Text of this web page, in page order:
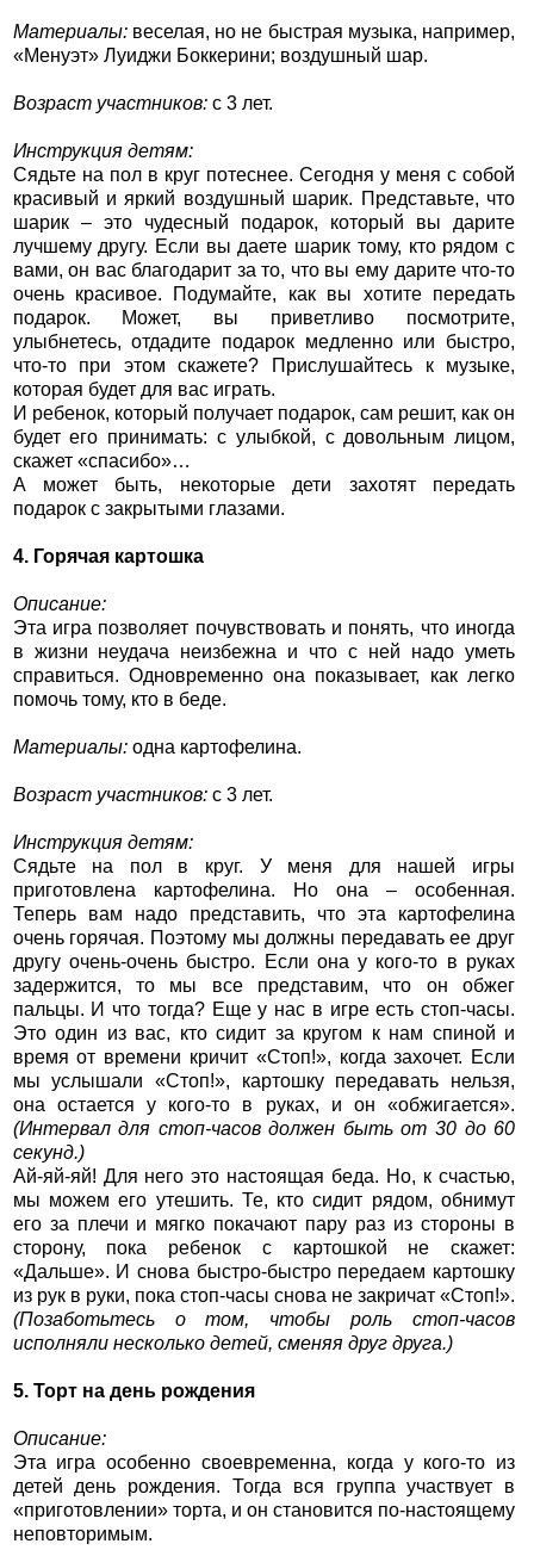
Материалы:веселая, но не быстрая музыка, например,
«Менуэт» Луиджи Боккерини; воздушный шар.
Возраст участников:с 3 лет.
Инструкция детям:
Сядьте на пол в круг потеснее. Сегодня у меня с собой
красивый и яркий воздушный шарик. Представьте, что
шарик – это чудесный подарок, который вы дарите
лучшему другу. Если вы даете шарик тому, кто рядом с
вами, он вас благодарит за то, что вы ему дарите что-то
очень красивое. Подумайте, как вы хотите передать
подарок. Может, вы приветливо посмотрите,
улыбнетесь, отдадите подарок медленно или быстро,
что-то при этом скажете? Прислушайтесь к музыке,
которая будет для вас играть.
И ребенок, который получает подарок, сам решит, как он
будет его принимать: с улыбкой, с довольным лицом,
скажет «спасибо»…
А может быть, некоторые дети захотят передать
подарок с закрытыми глазами.
4. Горячая картошка
Описание:
Эта игра позволяет почувствовать и понять, что иногда
в жизни неудача неизбежна и что с ней надо уметь
справиться. Одновременно она показывает, как легко
помочь тому, кто в беде.
Материалы:одна картофелина.
Возраст участников:с 3 лет.
Инструкция детям:
Сядьте на пол в круг. У меня для нашей игры
приготовлена картофелина. Но она – особенная.
Теперь вам надо представить, что эта картофелина
очень горячая. Поэтому мы должны передавать ее друг
другу очень-очень быстро. Если она у кого-то в руках
задержится, то мы все представим, что он обжег
пальцы. И что тогда? Еще у нас в игре есть стоп-часы.
Это один из вас, кто сидит за кругом к нам спиной и
время от времени кричит «Стоп!», когда захочет. Если
мы услышали «Стоп!», картошку передавать нельзя,
она остается у кого-то в руках, и он «обжигается».
(Интервал для стоп-часов должен быть от 30 до 60
секунд.)
Ай-яй-яй! Для него это настоящая беда. Но, к счастью,
мы можем его утешить. Те, кто сидит рядом, обнимут
его за плечи и мягко покачают пару раз из стороны в
сторону, пока ребенок с картошкой не скажет:
«Дальше». И снова быстро-быстро передаем картошку
из рук в руки, пока стоп-часы снова не закричат «Стоп!».
(Позаботьтесь о том, чтобы роль стоп-часов
исполняли несколько детей, сменяя друг друга.)
5. Торт на день рождения
Описание:
Эта игра особенно своевременна, когда у кого-то из
детей день рождения. Тогда вся группа участвует в
«приготовлении» торта, и он становится по-настоящему
неповторимым.